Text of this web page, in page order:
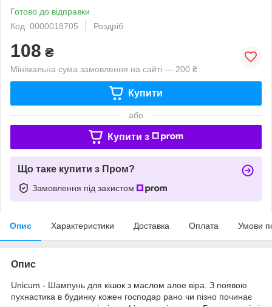
Готово до відправки
Код: 0000018705
Роздріб
108 ₴
Мінімальна сума замовлення на сайті — 200 ₴
Купити
або
Купити з
Що таке купити з Пром?
Замовлення під захистом
Опис Характеристики Доставка Оплата Умови
Опис
Unicum - Шампунь для кішок з маслом алое віра. З появою
пухнастика в будинку кожен господар рано чи пізно починає